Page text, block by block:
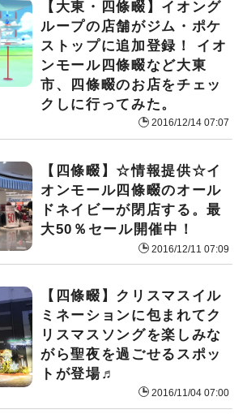
【大東・四條畷】イオング
ループの店舗がジム・ポケ
ストップに追加登録！ イオ
ンモール四條畷など大東
市、四條畷のお店をチェッ
クしに行ってみた。
2016/12/14 07:07
【四條畷】☆情報提供☆イ
オンモール四條畷のオール
ドネイビーが閉店する。最
大50％セール開催中！
2016/12/11 07:09
【四條畷】クリスマスイル
ミネーションに包まれてク
リスマスソングを楽しみな
がら聖夜を過ごせるスポッ
トが登場♬
2016/11/04 07:00